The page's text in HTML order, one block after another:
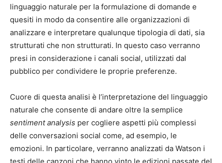
linguaggio naturale per la formulazione di domande e
quesiti in modo da consentire alle organizzazioni di
analizzare e interpretare qualunque tipologia di dati, sia
strutturati che non strutturati. In questo caso verranno
presi in considerazione i canali social, utilizzati dal
pubblico per condividere le proprie preferenze.
Cuore di questa analisi è l’interpretazione del linguaggio
naturale che consente di andare oltre la semplice
sentiment analysis per cogliere aspetti più complessi
delle conversazioni social come, ad esempio, le
emozioni. In particolare, verranno analizzati da Watson i